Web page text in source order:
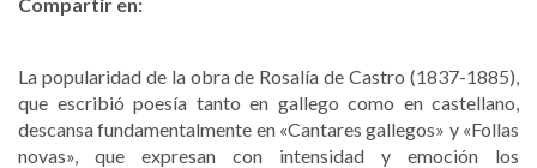
La popularidad de la obra de Rosalía de Castro (1837-1885),
que escribió poesía tanto en gallego como en castellano,
descansa fundamentalmente en «Cantares gallegos» y «Follas
novas», que expresan con intensidad y emoción los